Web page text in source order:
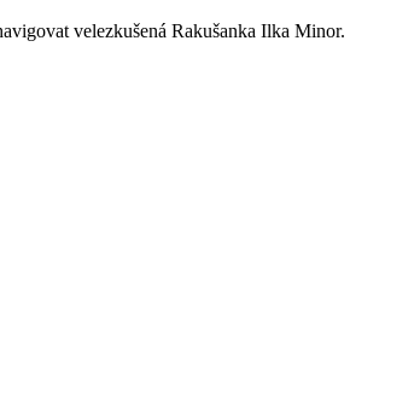
velezkušená Rakušanka Ilka Minor.